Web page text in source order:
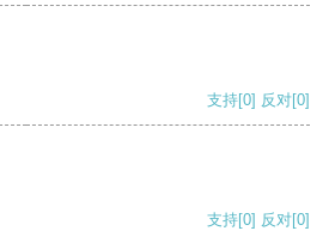
支持[0] 反对[0]
支持[0] 反对[0]